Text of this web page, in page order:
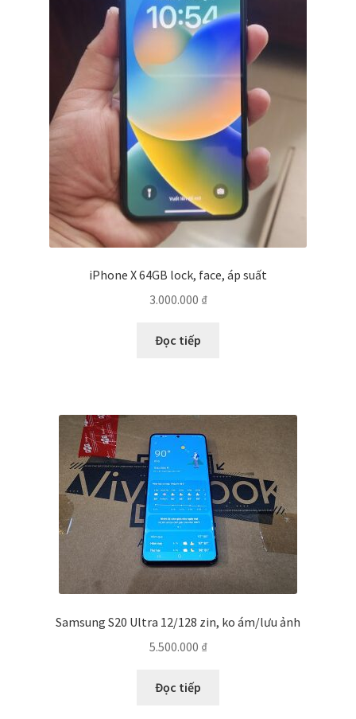
iPhone X 64GB lock, face, áp suất
3.000.000 ₫
Đọc tiếp
Samsung S20 Ultra 12/128 zin, ko ám/lưu ảnh
5.500.000 ₫
Đọc tiếp